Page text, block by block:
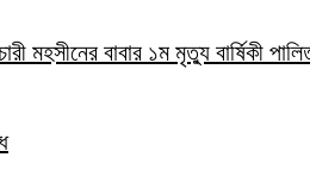
মহসীনের বাবার ১ম মৃত্যু বার্ষিকী